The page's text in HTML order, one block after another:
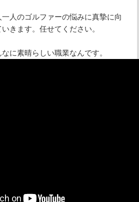
しい
人のゴルファーの悩みに真摯に向
きます。任せてください。
に素晴らしい職業なんです。